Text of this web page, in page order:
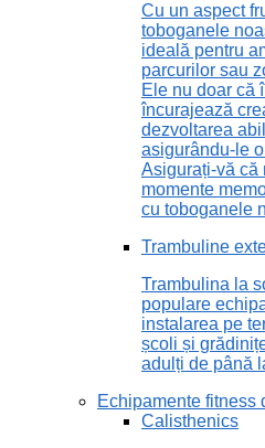
Cu un aspect
toboganele
ideală pentru
parcurilor sau
Ele nu doar că
încurajează
dezvoltarea
asigurându-le
Asigurați-vă că
momente
cu toboganele
Trambuline
Trambulina la
populare
instalarea pe
școli și
adulți de până
Echipamente fitness
Calisthenics